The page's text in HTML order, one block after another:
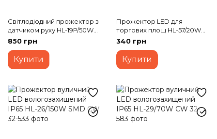
Світлодіодний прожектор з
датчиком руху HL-19P/50W
NW IP65
850 грн
Купити
Прожектор LED для
торгових площ HL-57/20W
NW
340 грн
Купити